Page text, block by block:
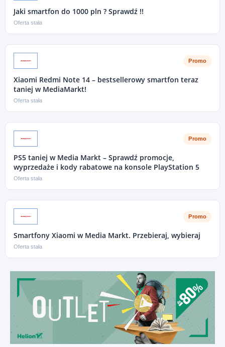
Jaki smartfon do 1000 pln ? Sprawdź !!
Oferta stała
Promo
Xiaomi Redmi Note 14 – bestsellerowy smartfon teraz
taniej w MediaMarkt!
Oferta stała
Promo
PS5 taniej w Media Markt – Sprawdź promocje,
wyprzedaże i kody rabatowe na konsole PlayStation 5
Oferta stała
Promo
Smartfony Xiaomi w Media Markt. Przebieraj, wybieraj
Oferta stała